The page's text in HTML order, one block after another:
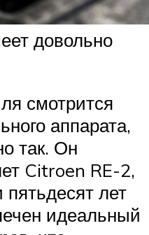
довольно
смотрится
аппарата,
так. Он
Citroen RE-2,
лет
идеальный